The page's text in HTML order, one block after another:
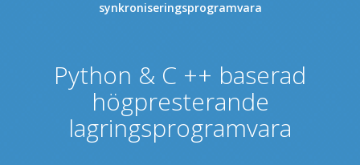
synkroniseringsprogramvara
Python & C ++ baserad
högpresterande
lagringsprogramvara